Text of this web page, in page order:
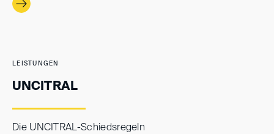
LEISTUNGEN
UNCITRAL
Die UNCITRAL-Schiedsregeln